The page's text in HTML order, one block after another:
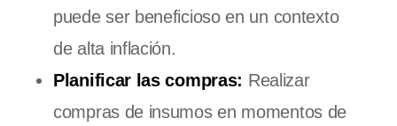
puede ser beneficioso en un contexto
de alta inflación.
Planificar las compras: Realizar
compras de insumos en momentos de